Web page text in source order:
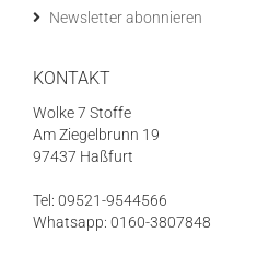
Newsletter abonnieren
KONTAKT
Wolke 7 Stoffe
Am Ziegelbrunn 19
97437 Haßfurt
Tel: 09521-9544566
Whatsapp: 0160-3807848